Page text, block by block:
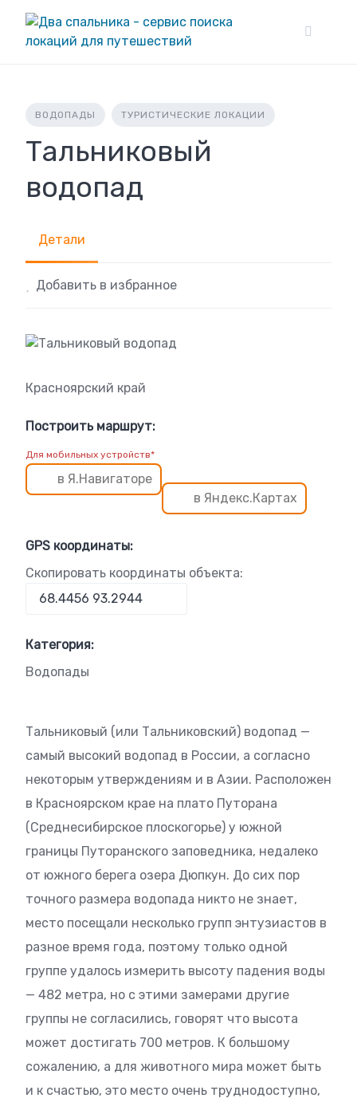
content
ВОДОПАДЫ ТУРИСТИЧЕСКИЕ ЛОКАЦИИ
Тальниковый
водопад
Детали
Добавить в избранное
Красноярский край
Построить маршрут:
Для мобильных устройств*
в Я.Навигаторе
в Яндекс.Картах
GPS координаты:
Скопировать координаты объекта:
Категория:
Водопады
Тальниковый (или Тальниковский) водопад —
самый высокий водопад в России, а согласно
некоторым утверждениям и в Азии. Расположен
в Красноярском крае на плато Путорана
(Среднесибирское плоскогорье) у южной
границы Путоранского заповедника, недалеко
от южного берега озера Дюпкун. До сих пор
точного размера водопада никто не знает,
место посещали несколько групп энтузиастов в
разное время года, поэтому только одной
группе удалось измерить высоту падения воды
— 482 метра, но с этими замерами другие
группы не согласились, говорят что высота
может достигать 700 метров. К большому
сожалению, а для животного мира может быть
и к счастью, это место очень труднодоступно,